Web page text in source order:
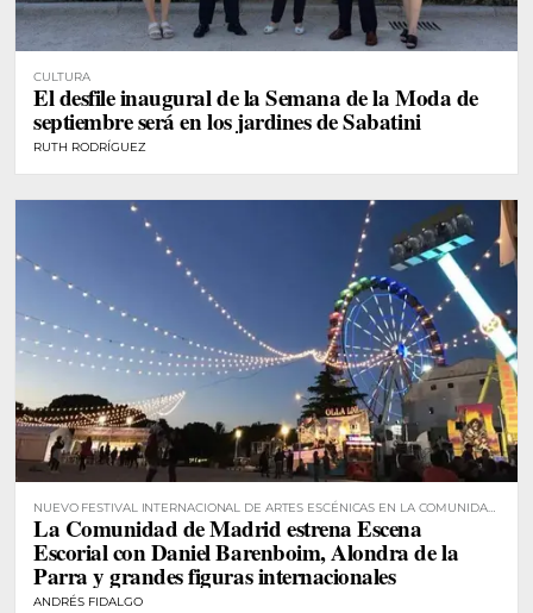
CULTURA
El desfile inaugural de la Semana de la Moda de
septiembre será en los jardines de Sabatini
RUTH RODRÍGUEZ
NUEVO FESTIVAL INTERNACIONAL DE ARTES ESCÉNICAS EN LA COMUNIDAD
DE MADRID
La Comunidad de Madrid estrena Escena
Escorial con Daniel Barenboim, Alondra de la
Parra y grandes figuras internacionales
ANDRÉS FIDALGO